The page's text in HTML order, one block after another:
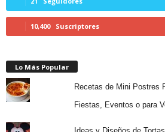
10,400 Suscriptores
Lo Más Popular
Recetas de Mini Postres
Fiestas, Eventos o para